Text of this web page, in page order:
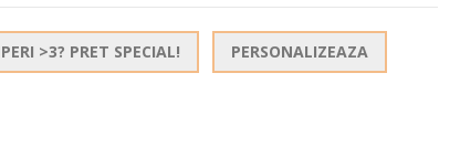
>3? PRET SPECIAL! PERSONALIZEAZA